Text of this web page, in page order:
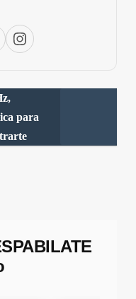
para